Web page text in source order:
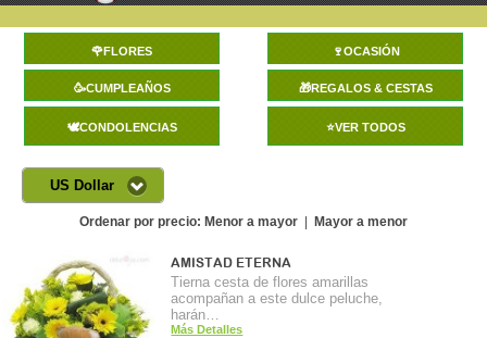
🌹FLORES 🍷OCASIÓN
🥳CUMPLEAÑOS 🎁REGALOS & CESTAS
🕊️CONDOLENCIAS ⭐VER TODOS
US Dollar
Ordenar por precio: Menor a mayor Mayor a menor
AMISTAD ETERNA
Tierna cesta de flores amarillas
acompañan a este dulce peluche,
harán…
Más Detalles